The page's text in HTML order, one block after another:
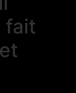
fait